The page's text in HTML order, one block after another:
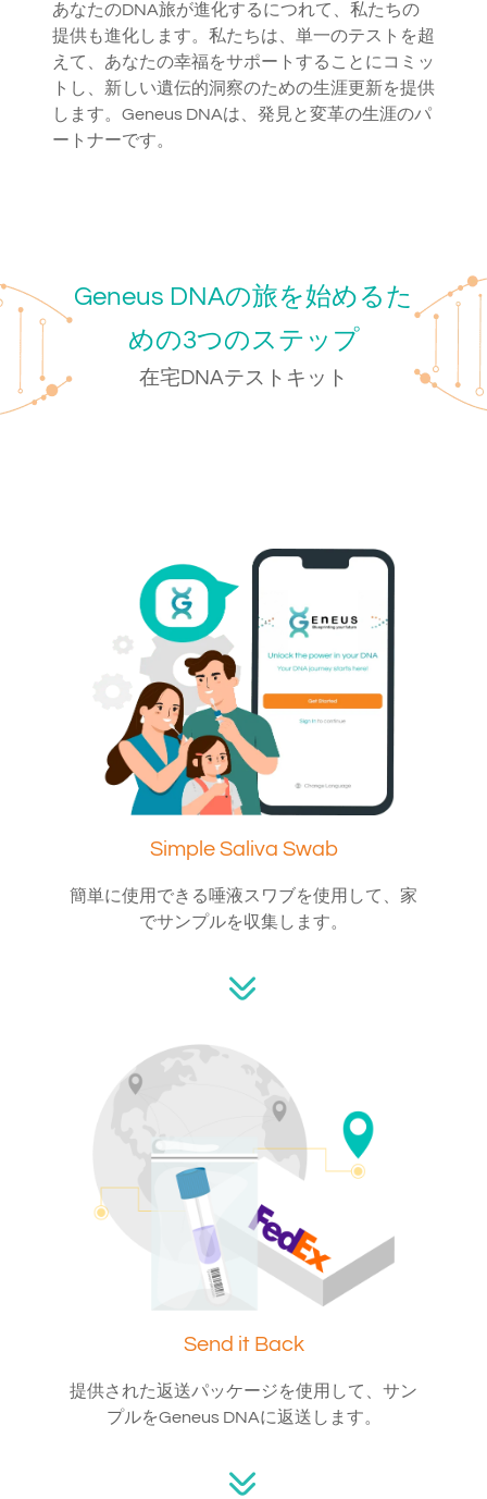
あなたのDNA旅が進化するにつれて、私たちの
提供も進化します。私たちは、単一のテストを超
えて、あなたの幸福をサポートすることにコミッ
トし、新しい遺伝的洞察のための生涯更新を提供
します。Geneus DNAは、発見と変革の生涯のパ
ートナーです。
Geneus DNAの旅を始めるた
めの3つのステップ
在宅DNAテストキット
Simple Saliva Swab
簡単に使用できる唾液スワブを使用して、家
でサンプルを収集します。
Send it Back
提供された返送パッケージを使用して、サン
プルをGeneus DNAに返送します。